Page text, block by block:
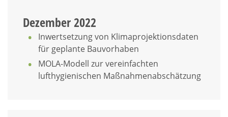
Dezember 2022
Inwertsetzung von Klimaprojektionsdaten
für geplante Bauvorhaben
MOLA-Modell zur vereinfachten
lufthygienischen Maßnahmenabschätzung